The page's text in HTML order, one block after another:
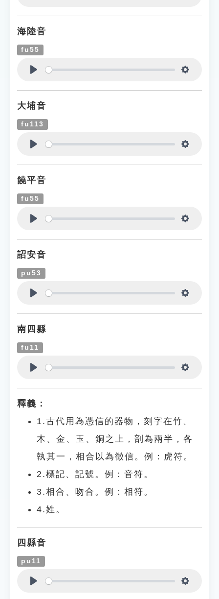
海陸音
fu55
大埔音
fu113
饒平音
fu55
詔安音
pu53
南四縣
fu11
釋義：
1.古代用為憑信的器物，刻字在竹、
木、金、玉、銅之上，剖為兩半，各
執其一，相合以為徵信。例：虎符。
2.標記、記號。例：音符。
3.相合、吻合。例：相符。
4.姓。
四縣音
pu11